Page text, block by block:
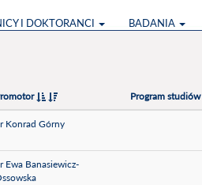
I DOKTORANCI BADANIA
Program studiów
Konrad Górny
Ewa Banasiewicz-